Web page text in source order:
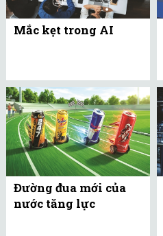
Mắc kẹt trong AI
Đường đua mới của
nước tăng lực